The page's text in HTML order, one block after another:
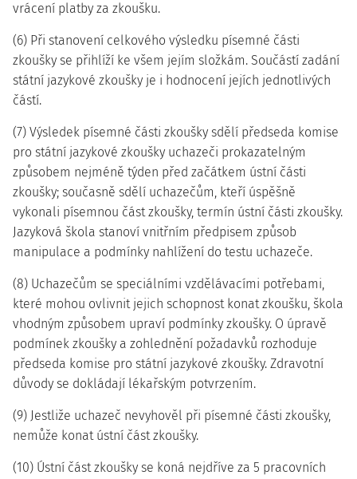
vrácení platby za zkoušku.
(6) Při stanovení celkového výsledku písemné části
zkoušky se přihlíží ke všem jejím složkám. Součástí zadání
státní jazykové zkoušky je i hodnocení jejích jednotlivých
částí.
(7) Výsledek písemné části zkoušky sdělí předseda komise
pro státní jazykové zkoušky uchazeči prokazatelným
způsobem nejméně týden před začátkem ústní části
zkoušky; současně sdělí uchazečům, kteří úspěšně
vykonali písemnou část zkoušky, termín ústní části zkoušky.
Jazyková škola stanoví vnitřním předpisem způsob
manipulace a podmínky nahlížení do testu uchazeče.
(8) Uchazečům se speciálními vzdělávacími potřebami,
které mohou ovlivnit jejich schopnost konat zkoušku, škola
vhodným způsobem upraví podmínky zkoušky. O úpravě
podmínek zkoušky a zohlednění požadavků rozhoduje
předseda komise pro státní jazykové zkoušky. Zdravotní
důvody se dokládají lékařským potvrzením.
(9) Jestliže uchazeč nevyhověl při písemné části zkoušky,
nemůže konat ústní část zkoušky.
(10) Ústní část zkoušky se koná nejdříve za 5 pracovních